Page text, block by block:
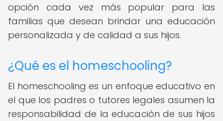
opción cada vez más popular para las
familias que desean brindar una educación
personalizada y de calidad a sus hijos.
¿Qué es el homeschooling?
El homeschooling es un enfoque educativo en
el que los padres o tutores legales asumen la
responsabilidad de la educación de sus hijos